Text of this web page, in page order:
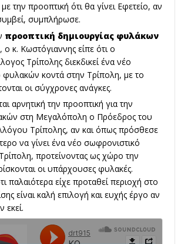
την προοπτική ότι θα γίνει Εφετείο, αν
συμπλήρωσε.
προοπτική δημιουργίας φυλάκων
, ο κ. Κωστόγιαννης είπε ότι ο
Τρίπολης διεκδικεί ένα νέο
φυλακών κοντά στην Τρίπολη, με το
οι σύγχρονες ανάγκες.
αρνητική την προοπτική για την
στη Μεγαλόπολη ο Πρόεδρος του
Τρίπολης, αν και όπως πρόσθεσε
να γίνει ένα νέο σωφρονιστικό
προτείνοντας ως χώρο την
οι υπάρχουσες φυλακές.
παλαιότερα είχε προταθεί περιοχή στο
είναι καλή επιλογή και ευχής έργο αν
εκεί.